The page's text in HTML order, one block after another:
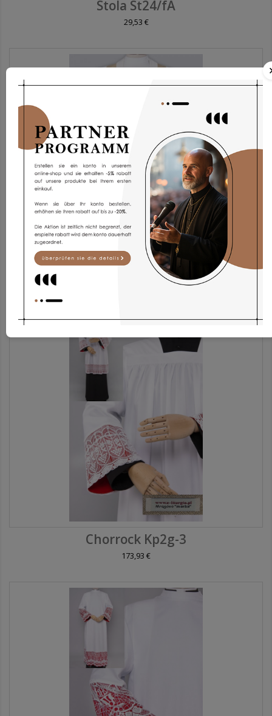
Stola St24/fA
29,53 €
Stola Sth6/bZ
Chorrock Kp2g-3
173,93 €